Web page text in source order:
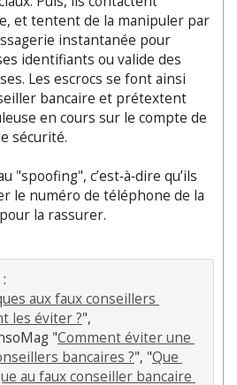
et tentent de la manipuler par
instantanée pour
identifiants ou valide des
Les escrocs se font ainsi
bancaire et prétextent
en cours sur le compte de
sécurité.
"spoofing", c’est‐à‐dire qu’ils
le numéro de téléphone de la
la rassurer.
aux faux conseillers
les éviter ?",
"Comment éviter une
bancaires ?", "Que